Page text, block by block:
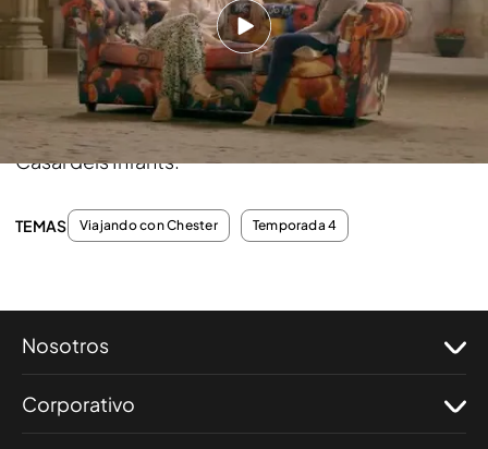
Compartir
Participa en la subasta del 'Chester' donde se han
sentado Pepa Bueno y Ada Colau y colabora con
Casal dels Infants.
TEMAS Viajando con Chester Temporada 4
Nosotros
Corporativo